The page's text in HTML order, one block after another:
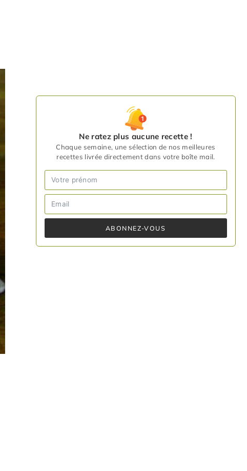
Ne ratez plus aucune recette !
Chaque semaine, une sélection de nos meilleures
recettes livrée directement dans votre boîte mail.
ABONNEZ-VOUS